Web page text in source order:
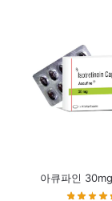
아큐파인